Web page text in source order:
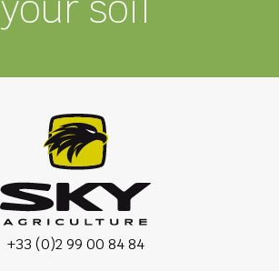
+33 (0)2 99 00 84 84